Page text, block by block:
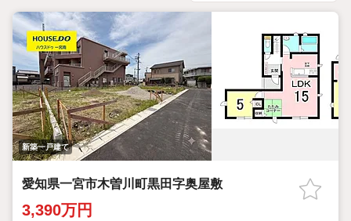
新築一戸建て
愛知県一宮市木曽川町黒田字奥屋敷
3,390万円